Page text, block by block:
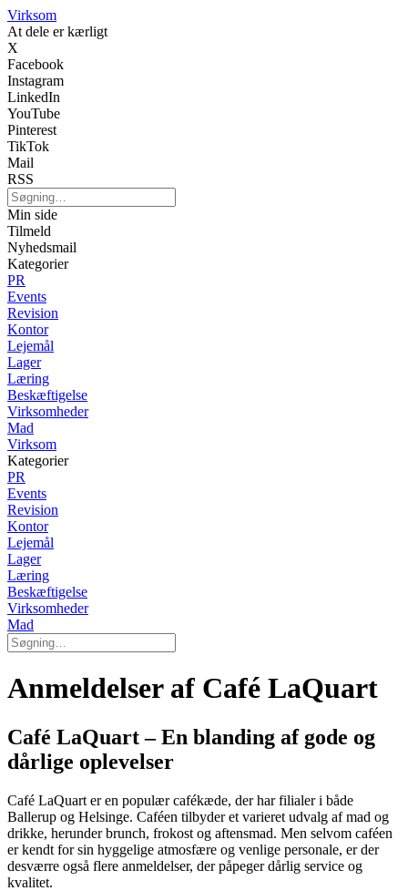
Virksom
At dele er kærligt
X
Facebook
Instagram
LinkedIn
YouTube
Pinterest
TikTok
Mail
RSS
Min side
Tilmeld
Nyhedsmail
Kategorier
PR
Events
Revision
Kontor
Lejemål
Lager
Læring
Beskæftigelse
Virksomheder
Mad
Virksom
Kategorier
PR
Events
Revision
Kontor
Lejemål
Lager
Læring
Beskæftigelse
Virksomheder
Mad
Anmeldelser af Café LaQuart
Café LaQuart – En blanding af gode og
dårlige oplevelser
Café LaQuart er en populær cafékæde, der har filialer i både
Ballerup og Helsinge. Caféen tilbyder et varieret udvalg af mad og
drikke, herunder brunch, frokost og aftensmad. Men selvom caféen
er kendt for sin hyggelige atmosfære og venlige personale, er der
desværre også flere anmeldelser, der påpeger dårlig service og
kvalitet.